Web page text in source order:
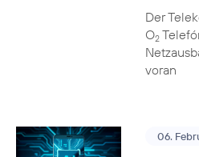
Der
O2
voran
06.